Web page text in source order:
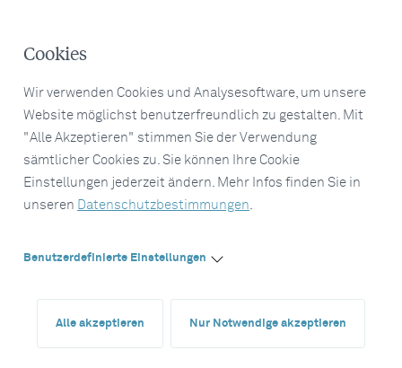
Cookies
Wir verwenden Cookies und Analysesoftware, um unsere
Website möglichst benutzerfreundlich zu gestalten. Mit
"Alle Akzeptieren" stimmen Sie der Verwendung
sämtlicher Cookies zu. Sie können Ihre Cookie
Einstellungen jederzeit ändern. Mehr Infos finden Sie in
unseren Datenschutzbestimmungen.
Benutzerdefinierte Einstellungen
Alle akzeptieren Nur Notwendige akzeptieren